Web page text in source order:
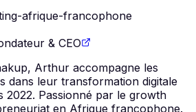
afrique-francophone
& CEO
Arthur accompagne les
dans leur transformation digitale
2022. Passionné par le growth
en Afrique francophone.